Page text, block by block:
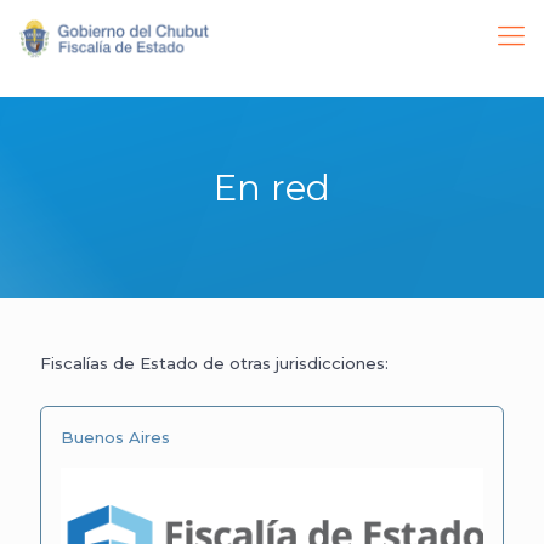
En red
Fiscalías de Estado de otras jurisdicciones:
Buenos Aires